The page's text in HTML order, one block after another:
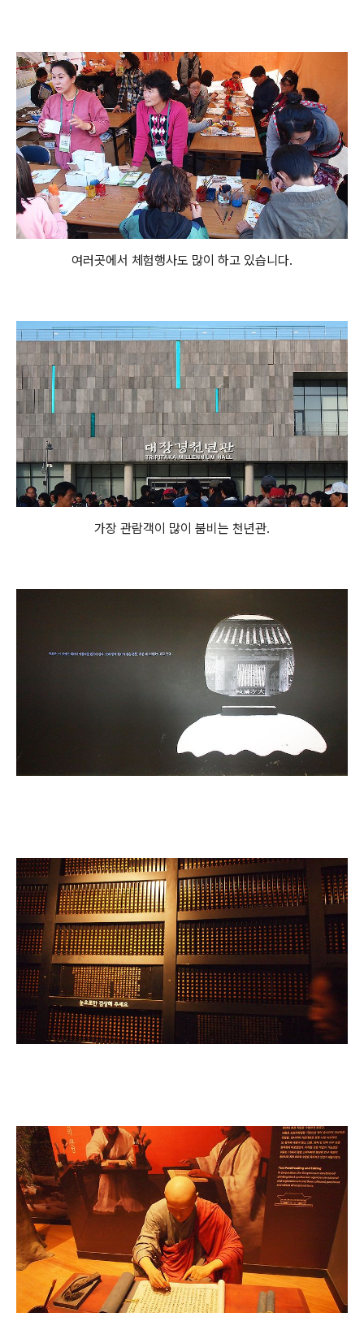
여러곳에서 체험행사도 많이 하고 있습니다.
가장 관람객이 많이 붐비는 천년관.